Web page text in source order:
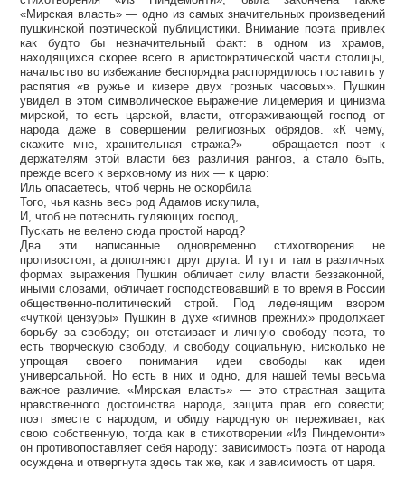
«Мирская власть» — одно из самых значительных произведений
пушкинской поэтической публицистики. Внимание поэта привлек
как будто бы незначительный факт: в одном из храмов,
находящихся скорее всего в аристократической части столицы,
начальство во избежание беспорядка распорядилось поставить у
распятия «в ружье и кивере двух грозных часовых». Пушкин
увидел в этом символическое выражение лицемерия и цинизма
мирской, то есть царской, власти, отгораживающей господ от
народа даже в совершении религиозных обрядов. «К чему,
скажите мне, хранительная стража?» — обращается поэт к
держателям этой власти без различия рангов, а стало быть,
прежде всего к верховному из них — к царю:
Иль опасаетесь, чтоб чернь не оскорбила
Того, чья казнь весь род Адамов искупила,
И, чтоб не потеснить гуляющих господ,
Пускать не велено сюда простой народ?
Два эти написанные одновременно стихотворения не
противостоят, а дополняют друг друга. И тут и там в различных
формах выражения Пушкин обличает силу власти беззаконной,
иными словами, обличает господствовавший в то время в России
общественно-политический строй. Под леденящим взором
«чуткой цензуры» Пушкин в духе «гимнов прежних» продолжает
борьбу за свободу; он отстаивает и личную свободу поэта, то
есть творческую свободу, и свободу социальную, нисколько не
упрощая своего понимания идеи свободы как идеи
универсальной. Но есть в них и одно, для нашей темы весьма
важное различие. «Мирская власть» — это страстная защита
нравственного достоинства народа, защита прав его совести;
поэт вместе с народом, и обиду народную он переживает, как
свою собственную, тогда как в стихотворении «Из Пиндемонти»
он противопоставляет себя народу: зависимость поэта от народа
осуждена и отвергнута здесь так же, как и зависимость от царя.